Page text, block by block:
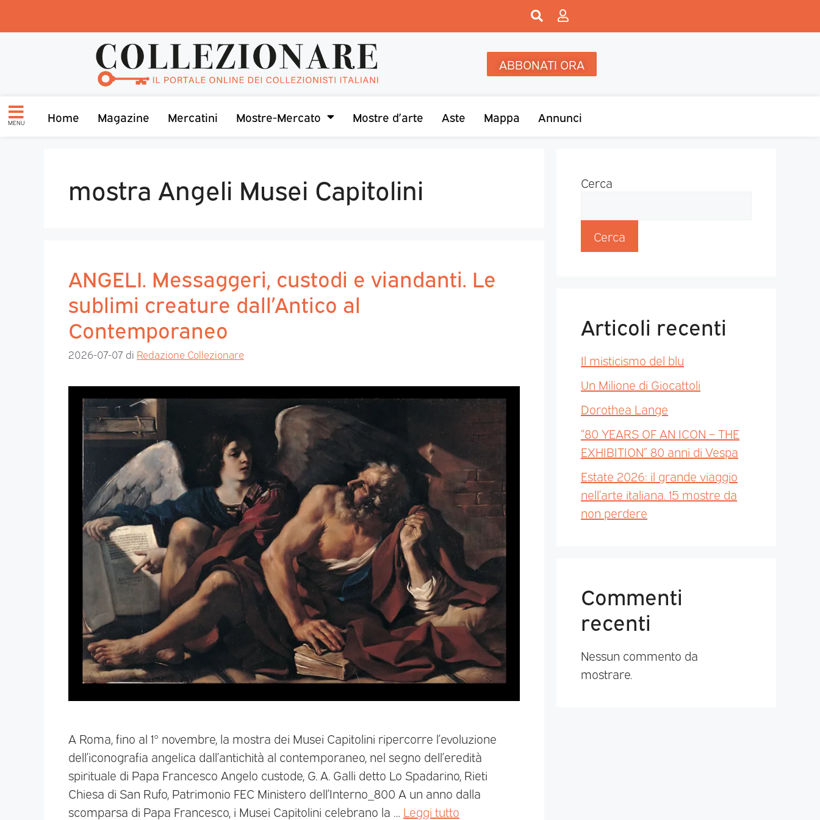
ABBONATI ORA
MENU Home Magazine Mercatini Mostre-Mercato Mostre d’arte Aste Mappa Annunci
mostra Angeli Musei Capitolini
ANGELI. Messaggeri, custodi e viandanti. Le
sublimi creature dall’Antico al
Contemporaneo
2026-07-07 di Redazione Collezionare
A Roma, fino al 1° novembre, la mostra dei Musei Capitolini ripercorre l’evoluzione
dell’iconografia angelica dall’antichità al contemporaneo, nel segno dell’eredità
spirituale di Papa Francesco Angelo custode, G. A. Galli detto Lo Spadarino, Rieti
Chiesa di San Rufo, Patrimonio FEC Ministero dell’Interno_800 A un anno dalla
scomparsa di Papa Francesco, i Musei Capitolini celebrano la … Leggi tutto
Cerca
Cerca
Articoli recenti
Il misticismo del blu
Un Milione di Giocattoli
Dorothea Lange
“80 YEARS OF AN ICON – THE
EXHIBITION” 80 anni di Vespa
Estate 2026: il grande viaggio
nell’arte italiana. 15 mostre da
non perdere
Commenti
recenti
Nessun commento da
mostrare.